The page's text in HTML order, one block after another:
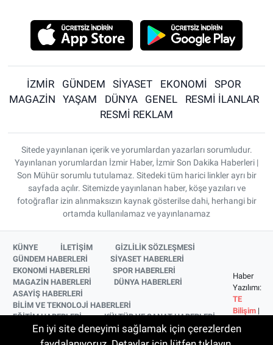
İZMİR GÜNDEM SİYASET EKONOMİ
SPOR
MAGAZİN
YAŞAM DÜNYA GENEL
RESMİ İLANLAR
RESMİ REKLAM
Sitede yayınlanan içerik ve yorumlardan yazarları sorumludur.
Yayınlanan yorumlardan İzmir Haber, İzmir Son Dakika Haberleri |
Son Mühür sorumlu tutulamaz. Sitedeki tüm harici linkler ayrı bir
sayfada açılır. Sitemizde yayınlanan haber, köşe yazıları ve
fotoğraflar izin alınmaksızın kaynak gösterilse dahi, herhangi bir
ortamda kullanılamaz ve yayınlanamaz
KÜNYE İLETİŞİM
GİZLİLİK SÖZLEŞMESİ
GÜNDEM HABERLERİ
SİYASET HABERLERİ
EKONOMİ HABERLERİ
SPOR HABERLERİ
MAGAZİN HABERLERİ
DÜNYA HABERLERİ
ASAYİŞ HABERLERİ
BİLİM VE TEKNOLOJİ HABERLERİ
EĞİTİM HABERLERİ
KÜLTÜR VE SANAT HABERLERİ
SAĞLIK HABERLERİ
YAŞAM HABERLERİ
YEREL HABERLER
İZMİR HABERLERİ
Haber
Yazılımı:
TE
Bilişim |
© 2026
En iyi site deneyimi sağlamak için çerezlerden